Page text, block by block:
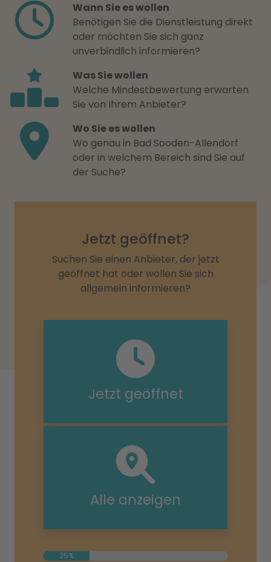
Wann Sie es wollen
Benötigen Sie die Dienstleistung direkt
oder möchten Sie sich ganz
unverbindlich informieren?
Was Sie wollen
Welche Mindestbewertung erwarten
Sie von Ihrem Anbieter?
Wo Sie es wollen
Wo genau in Bad Sooden-Allendorf
oder in welchem Bereich sind Sie auf
der Suche?
Jetzt geöffnet?
Suchen Sie einen Anbieter, der jetzt
geöffnet hat oder wollen Sie sich
allgemein informieren?
Jetzt geöffnet
Alle anzeigen
25%